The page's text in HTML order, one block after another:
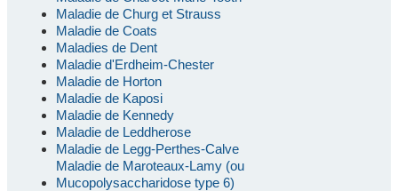
Maladie de Churg et Strauss
Maladie de Coats
Maladies de Dent
Maladie d'Erdheim-Chester
Maladie de Horton
Maladie de Kaposi
Maladie de Kennedy
Maladie de Leddherose
Maladie de Legg-Perthes-Calve
Maladie de Maroteaux-Lamy (ou
Mucopolysaccharidose type 6)